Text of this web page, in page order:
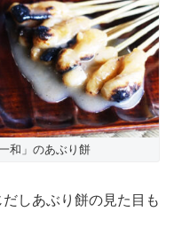
和」のあぶり餅
しあぶり餅の見た目も